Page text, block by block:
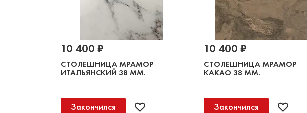
СТОЛЕШНИЦА МРАМОР
ИТАЛЬЯНСКИЙ 38 ММ.
10 400 ₽
Закончился
СТОЛЕШНИЦА МРАМОР
КАКАО 38 ММ.
10 400 ₽
Закончился